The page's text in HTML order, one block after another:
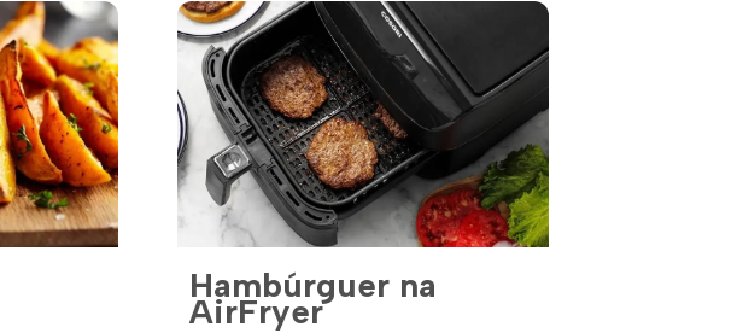
Hambúrguer na
AirFryer